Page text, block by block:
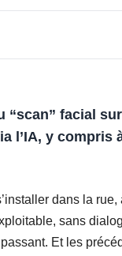
“scan” facial
l’IA, y compris
dans la
sans
Et les